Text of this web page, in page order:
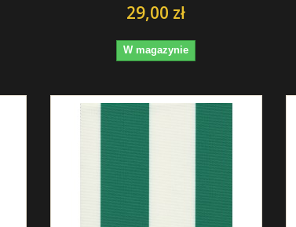
29,00 zł
W magazynie